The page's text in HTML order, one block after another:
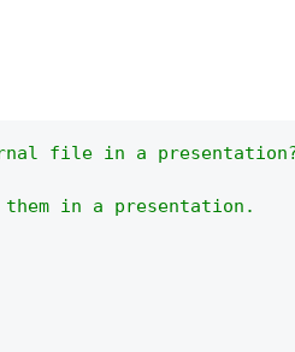
file in a
in a presentation.